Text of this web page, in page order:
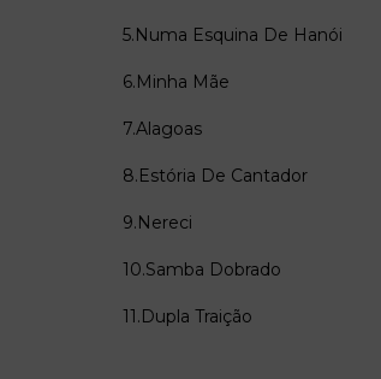
5.Numa Esquina De Hanói
6.Minha Mãe
7.Alagoas
8.Estória De Cantador
9.Nereci
10.Samba Dobrado
11.Dupla Traição